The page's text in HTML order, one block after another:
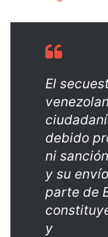
El
debido
ni
y su
parte de
y